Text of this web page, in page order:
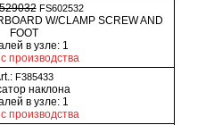
FS602532
W/CLAMP SCREW AND
FOOT
в узле: 1
производства
F385433
наклона
в узле: 1
производства